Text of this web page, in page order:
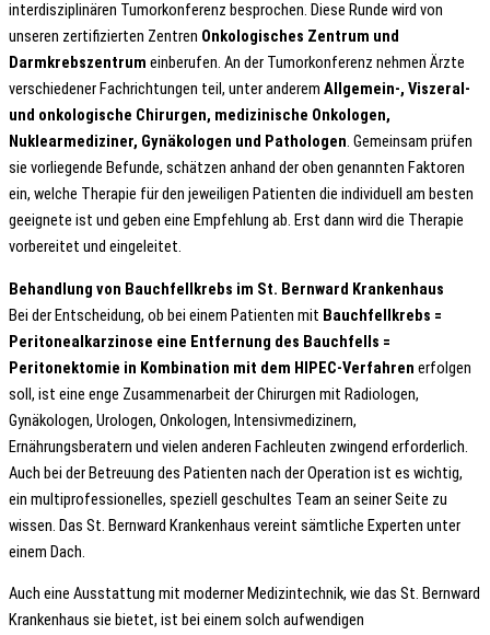
interdisziplinären Tumorkonferenz besprochen. Diese Runde wird von
unseren zertifizierten Zentren Onkologisches Zentrum und
Darmkrebszentrum einberufen. An der Tumorkonferenz nehmen Ärzte
verschiedener Fachrichtungen teil, unter anderem Allgemein-, Viszeral-
und onkologische Chirurgen, medizinische Onkologen,
Nuklearmediziner, Gynäkologen und Pathologen. Gemeinsam prüfen
sie vorliegende Befunde, schätzen anhand der oben genannten Faktoren
ein, welche Therapie für den jeweiligen Patienten die individuell am besten
geeignete ist und geben eine Empfehlung ab. Erst dann wird die Therapie
vorbereitet und eingeleitet.
Behandlung von Bauchfellkrebs im St. Bernward Krankenhaus
Bei der Entscheidung, ob bei einem Patienten mit Bauchfellkrebs =
Peritonealkarzinose eine Entfernung des Bauchfells =
Peritonektomie in Kombination mit dem HIPEC-Verfahren erfolgen
soll, ist eine enge Zusammenarbeit der Chirurgen mit Radiologen,
Gynäkologen, Urologen, Onkologen, Intensivmedizinern,
Ernährungsberatern und vielen anderen Fachleuten zwingend erforderlich.
Auch bei der Betreuung des Patienten nach der Operation ist es wichtig,
ein multiprofessionelles, speziell geschultes Team an seiner Seite zu
wissen. Das St. Bernward Krankenhaus vereint sämtliche Experten unter
einem Dach.
Auch eine Ausstattung mit moderner Medizintechnik, wie das St. Bernward
Krankenhaus sie bietet, ist bei einem solch aufwendigen